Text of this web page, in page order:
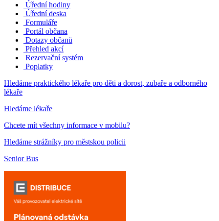
Úřední hodiny
Úřední deska
Formuláře
Portál občana
Dotazy občanů
Přehled akcí
Rezervační systém
Poplatky
Hledáme praktického lékaře pro děti a dorost, zubaře a odborného
lékaře
Hledáme lékaře
Chcete mít všechny informace v mobilu?
Hledáme strážníky pro městskou policii
Senior Bus